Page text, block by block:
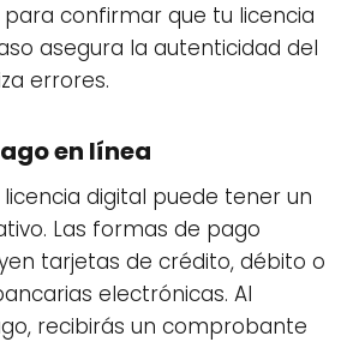
para confirmar que tu licencia
asegura la autenticidad del
errores.
en línea
digital puede tener un
Las formas de pago
tarjetas de crédito, débito o
electrónicas. Al
recibirás un comprobante